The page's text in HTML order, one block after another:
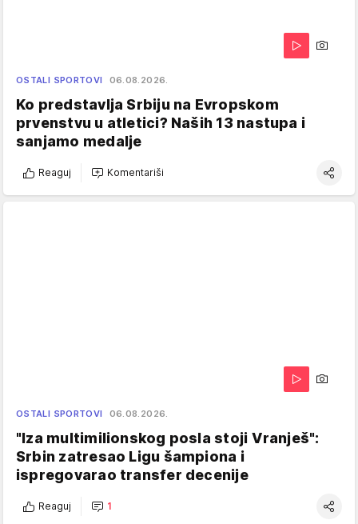
OSTALI SPORTOVI 06.08.2026.
Ko predstavlja Srbiju na Evropskom
prvenstvu u atletici? Naših 13 nastupa i
sanjamo medalje
Reaguj Komentariši
OSTALI SPORTOVI 06.08.2026.
"Iza multimilionskog posla stoji Vranješ":
Srbin zatresao Ligu šampiona i
ispregovarao transfer decenije
Reaguj 1